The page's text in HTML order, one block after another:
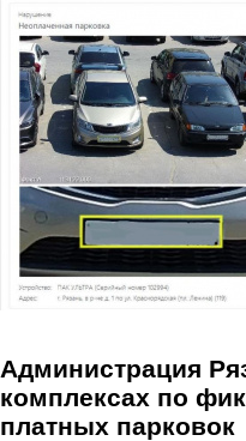
Перейти к основному содержанию
Администрация
комплексах по
платных парковок